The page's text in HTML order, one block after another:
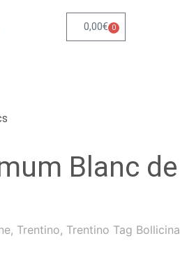
0,00€ 0
Blanc de
, Trentino, Trentino Tag Bollicina